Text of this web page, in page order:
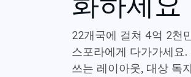
22개국에 걸쳐 4억 2천
스포라에게 다가가세요
쓰는 레이아웃, 대상 독